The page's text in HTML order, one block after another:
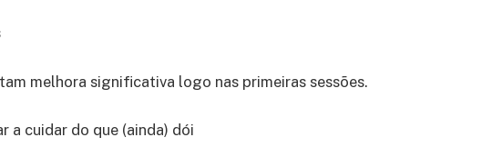
melhora significativa logo nas primeiras sessões.
a cuidar do que (ainda) dói